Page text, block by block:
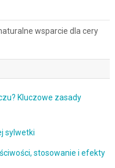
wsparcie dla cery
Kluczowe zasady
sylwetki
stosowanie i efekty